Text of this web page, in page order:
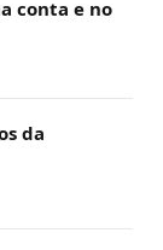
conta e no
da